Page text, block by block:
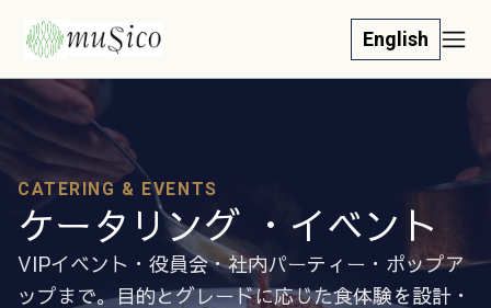
English
CATERING & EVENTS
ケータリング ・イベント
VIPイベント・役員会・社内パーティー・ポップア
ップまで。目的とグレードに応じた食体験を設計・